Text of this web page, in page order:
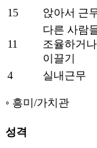
15
앉아서 근
11
다른 사람
조율하거나
이끌기
4 실내근무
흥미/가치관
성격